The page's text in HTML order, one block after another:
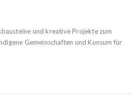
und kreative Projekte zum
Gemeinschaften und Konsum für